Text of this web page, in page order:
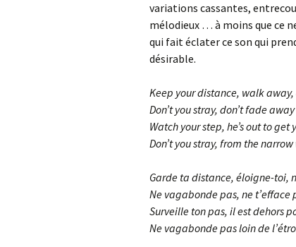
variations cassantes,
mélodieux … à moins que ce
qui fait éclater ce son qui
désirable.
Keep your distance, walk
Don’t you stray, don’t fade away
Watch your step, he’s out to
Don’t you stray, from the
Garde ta distance, éloigne-toi,
Ne vagabonde pas, ne t’efface
Surveille ton pas, il est dehors
Ne vagabonde pas loin de